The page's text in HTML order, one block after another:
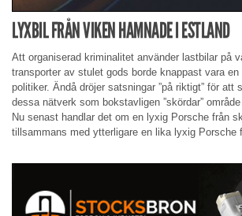
LYXBIL FRÅN VIKEN HAMNADE I ESTLAND
Att organiserad kriminalitet använder lastbilar på
transporter av stulet gods borde knappast vara
politiker. Ändå dröjer satsningar ”på riktigt” för att
dessa nätverk som bokstavligen ”skördar”
Nu senast handlar det om en lyxig Porsche från
tillsammans med ytterligare en lika lyxig Porsche